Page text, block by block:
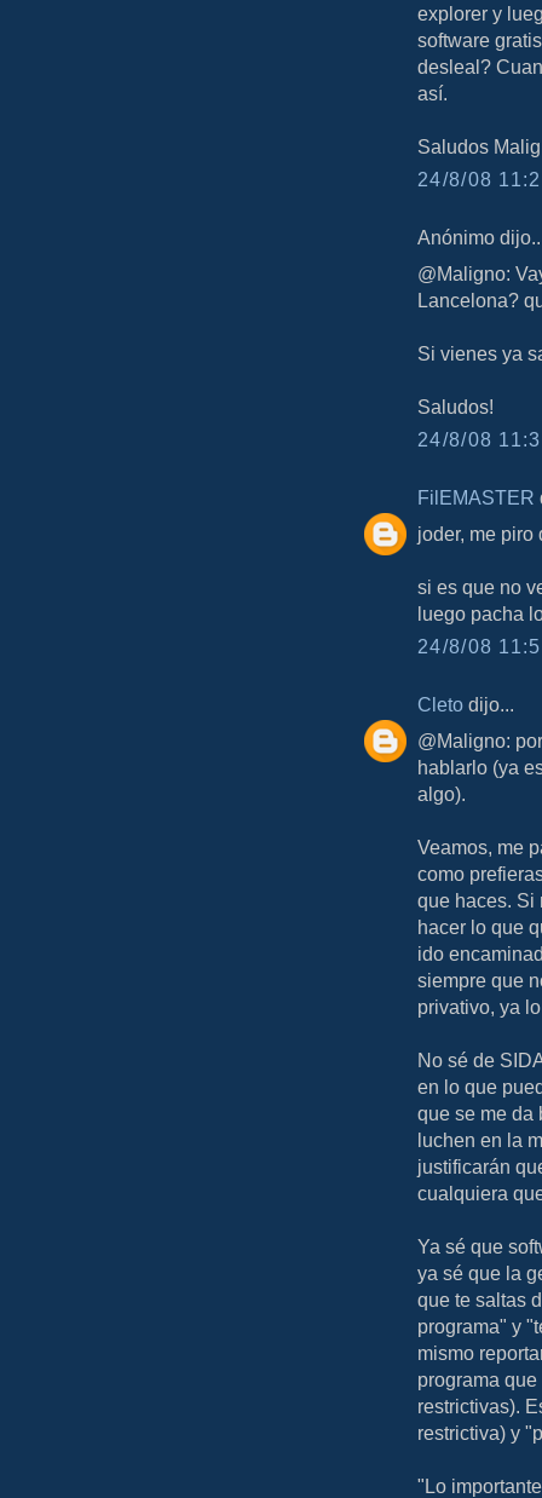
explorer y
software
desleal?
así.
Saludos
24/8/08
Anónimo
@Maligno:
Lancelona?
Si vienes ya
Saludos!
24/8/08
FilEMASTER
joder, me piro
si es que no
luego pacha
24/8/08
Cleto dijo...
@Maligno:
hablarlo (ya
algo).
Veamos, me
como
que haces. Si
hacer lo que
ido
siempre que
privativo, ya
No sé de
en lo que
que se me da
luchen en la
justificarán
cualquiera
Ya sé que
ya sé que la
que te saltas
programa" y
mismo
programa
restrictivas).
restrictiva) y
"Lo